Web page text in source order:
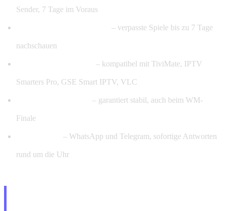
Sender, 7 Tage im Voraus
– verpasste Spiele bis zu 7 Tage
nachschauen
– kompatibel mit TiviMate, IPTV
Smarters Pro, GSE Smart IPTV, VLC
– garantiert stabil, auch beim WM-
Finale
– WhatsApp und Telegram, sofortige Antworten
rund um die Uhr